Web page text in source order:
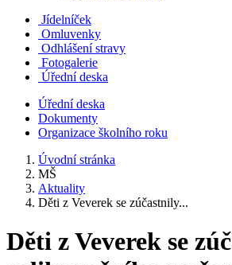
Jídelníček
Omluvenky
Odhlášení stravy
Fotogalerie
Úřední deska
Úřední deska
Dokumenty
Organizace školního roku
Úvodní stránka
MŠ
Aktuality
Děti z Veverek se zúčastnily...
Děti z Veverek se